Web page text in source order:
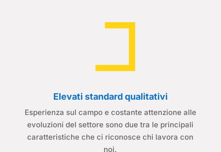
Elevati standard qualitativi
Esperienza sul campo e costante attenzione alle
evoluzioni del settore sono due tra le principali
caratteristiche che ci riconosce chi lavora con
noi.